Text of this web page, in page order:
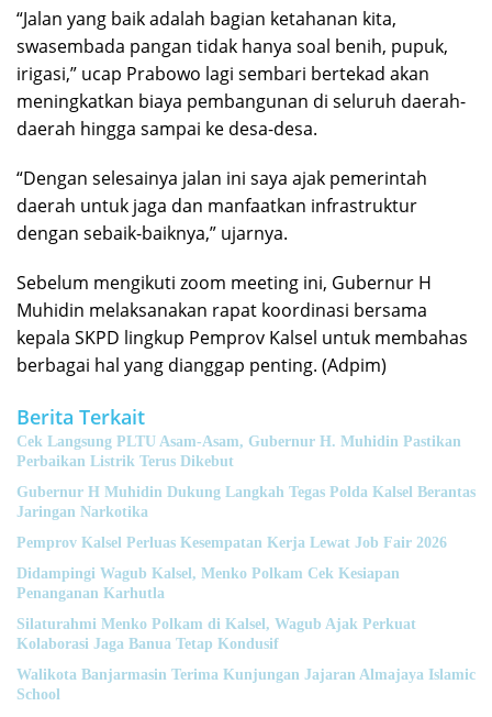
“Jalan yang baik adalah bagian ketahanan kita,
swasembada pangan tidak hanya soal benih, pupuk,
irigasi,” ucap Prabowo lagi sembari bertekad akan
meningkatkan biaya pembangunan di seluruh daerah-
daerah hingga sampai ke desa-desa.
“Dengan selesainya jalan ini saya ajak pemerintah
daerah untuk jaga dan manfaatkan infrastruktur
dengan sebaik-baiknya,” ujarnya.
Sebelum mengikuti zoom meeting ini, Gubernur H
Muhidin melaksanakan rapat koordinasi bersama
kepala SKPD lingkup Pemprov Kalsel untuk membahas
berbagai hal yang dianggap penting. (Adpim)
Berita Terkait
Cek Langsung PLTU Asam-Asam, Gubernur H. Muhidin Pastikan
Perbaikan Listrik Terus Dikebut
Gubernur H Muhidin Dukung Langkah Tegas Polda Kalsel Berantas
Jaringan Narkotika
Pemprov Kalsel Perluas Kesempatan Kerja Lewat Job Fair 2026
Didampingi Wagub Kalsel, Menko Polkam Cek Kesiapan
Penanganan Karhutla
Silaturahmi Menko Polkam di Kalsel, Wagub Ajak Perkuat
Kolaborasi Jaga Banua Tetap Kondusif
Walikota Banjarmasin Terima Kunjungan Jajaran Almajaya Islamic
School